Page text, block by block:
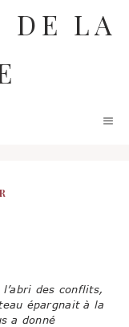
DE LA
des conflits,
épargnait à la
a donné